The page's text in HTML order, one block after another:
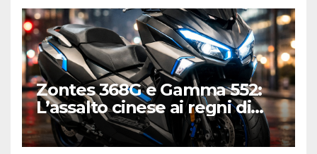
Zontes 368G e Gamma 552:
L’assalto cinese ai regni di
Honda e Yamaha